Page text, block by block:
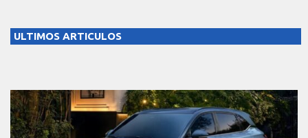
ULTIMOS ARTICULOS